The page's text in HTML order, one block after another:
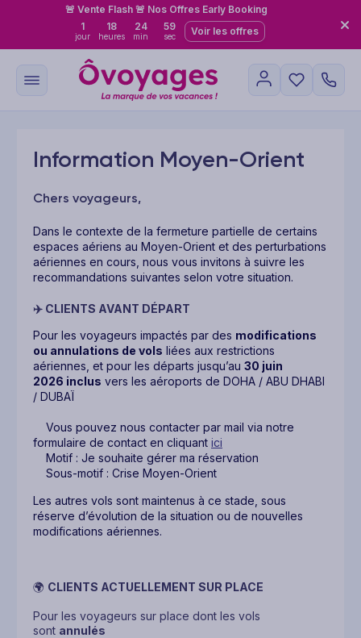
🚨 Vente Flash 🚨 Nos Offres Early Booking
1
jour
18
heures
24
min
59
sec Voir les offres
Information Moyen-Orient
Chers voyageurs,
Dans le contexte de la fermeture partielle de certains
espaces aériens au Moyen-Orient et des perturbations
aériennes en cours, nous vous invitons à suivre les
recommandations suivantes selon votre situation.
✈️ CLIENTS AVANT DÉPART
Pour les voyageurs impactés par des modifications
ou annulations de vols liées aux restrictions
aériennes, et pour les départs jusqu’au 30 juin
2026 inclus vers les aéroports de DOHA / ABU DHABI
/ DUBAÏ
Vous pouvez nous contacter par mail via notre
formulaire de contact en cliquant ici
Motif : Je souhaite gérer ma réservation
Sous-motif : Crise Moyen-Orient
Les autres vols sont maintenus à ce stade, sous
réserve d’évolution de la situation ou de nouvelles
modifications aériennes.
🌍 CLIENTS ACTUELLEMENT SUR PLACE
Pour les voyageurs sur place dont les vols
sont annulés